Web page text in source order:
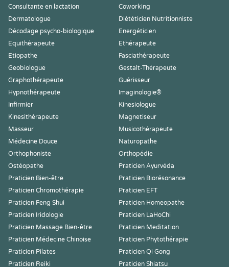
Consultante en lactation
Coworking
Dermatologue
Diététicien Nutritionniste
Décodage psycho-biologique
Energéticien
Equithérapeute
Ethérapeute
Etiopathe
Fasciathérapeute
Geobiologue
Gestalt-Thérapeute
Graphothérapeute
Guérisseur
Hypnothérapeute
Imaginologie®
Infirmier
Kinesiologue
Kinesithérapeute
Magnetiseur
Masseur
Musicothérapeute
Médecine Douce
Naturopathe
Orthophoniste
Orthopédie
Ostéopathe
Praticien Ayurvéda
Praticien Bien-être
Praticien Biorésonance
Praticien Chromothérapie
Praticien EFT
Praticien Feng Shui
Praticien Homeopathe
Praticien Iridologie
Praticien LaHoChi
Praticien Massage Bien-être
Praticien Meditation
Praticien Médecine Chinoise
Praticien Phytothérapie
Praticien Pilates
Praticien Qi Gong
Praticien Reiki
Praticien Shiatsu